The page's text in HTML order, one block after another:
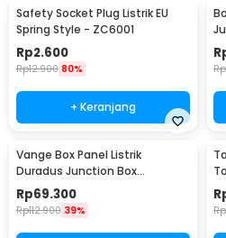
Safety Socket Plug Listrik EU
Spring Style - ZC6001
Rp2.600
Rp12.900 80%
+ Keranjang
Rp
Vange Box Panel Listrik
Duradus Junction Box
Waterproof 238x160x90mm -
VG-I01
Rp69.300
Rp112.900 39%
-
Rp